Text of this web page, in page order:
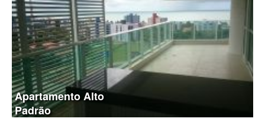
Apartamento Alto
Padrão